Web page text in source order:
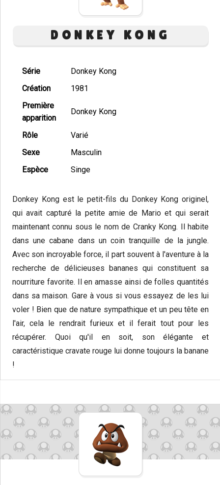
DONKEY KONG
Série
Donkey Kong
Création
1981
Première
apparition
Donkey Kong
Rôle
Varié
Sexe
Masculin
Espèce
Singe
Donkey Kong est le petit-fils du Donkey Kong originel,
qui avait capturé la petite amie de Mario et qui serait
maintenant connu sous le nom de Cranky Kong. Il habite
dans une cabane dans un coin tranquille de la jungle.
Avec son incroyable force, il part souvent à l'aventure à la
recherche de délicieuses bananes qui constituent sa
nourriture favorite. Il en amasse ainsi de folles quantités
dans sa maison. Gare à vous si vous essayez de les lui
voler ! Bien que de nature sympathique et un peu tête en
l'air, cela le rendrait furieux et il ferait tout pour les
récupérer. Quoi qu'il en soit, son élégante et
caractéristique cravate rouge lui donne toujours la banane
!